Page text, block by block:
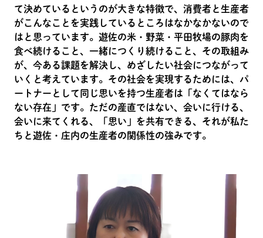
て決めているというのが大きな特徴で、消費者と生産者
がこんなことを実践しているところはなかなかないので
はと思っています。遊佐の米・野菜・平田牧場の豚肉を
食べ続けること、一緒につくり続けること、その取組み
が、今ある課題を解決し、めざしたい社会につながって
いくと考えています。その社会を実現するためには、パ
ートナーとして同じ思いを持つ生産者は「なくてはなら
ない存在」です。ただの産直ではない、会いに行ける、
会いに来てくれる、「思い」を共有できる、それが私た
ちと遊佐・庄内の生産者の関係性の強みです。